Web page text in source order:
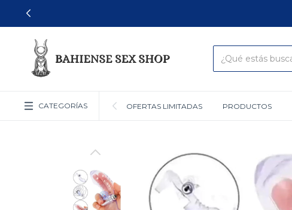
CATEGORÍAS OFERTAS LIMITADAS PRODUCTOS